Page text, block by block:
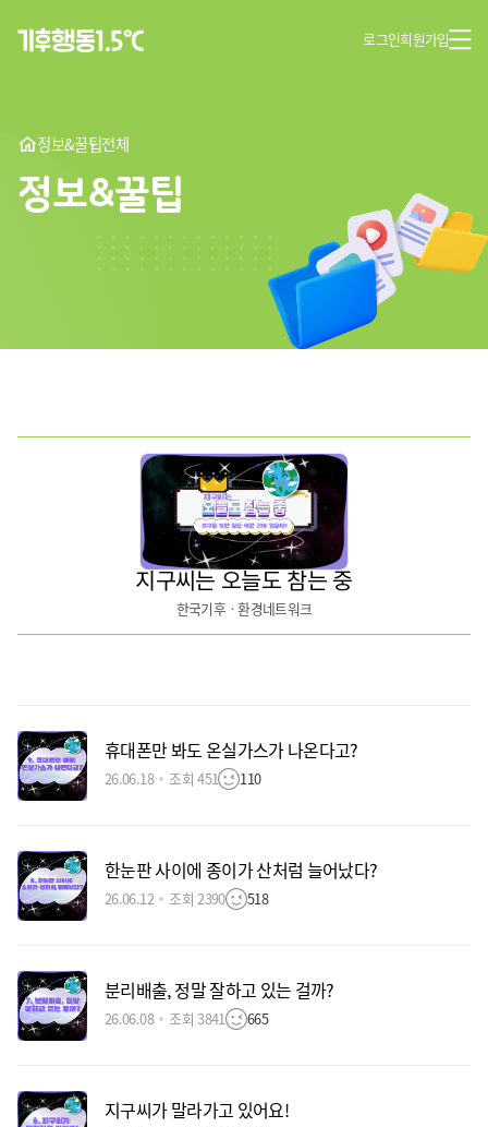
로그인회원가입
정보&꿀팁전체
정보&꿀팁
지구씨는 오늘도 참는 중
한국기후ㆍ환경네트워크
휴대폰만 봐도 온실가스가 나온다고?
26.06.18 조회 451 110
한눈판 사이에 종이가 산처럼 늘어났다?
26.06.12 조회 2390 518
분리배출, 정말 잘하고 있는 걸까?
26.06.08 조회 3841 665
지구씨가 말라가고 있어요!